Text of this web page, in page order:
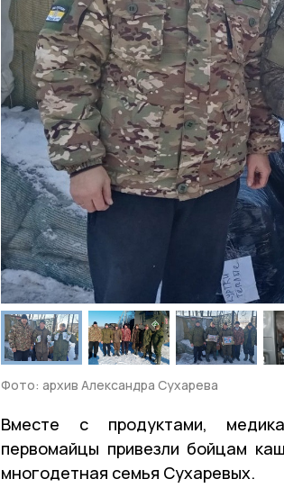
Фото: архив Александра Сухарева
Вместе с продуктами,
первомайцы привезли бойцам
многодетная семья Сухаревых.